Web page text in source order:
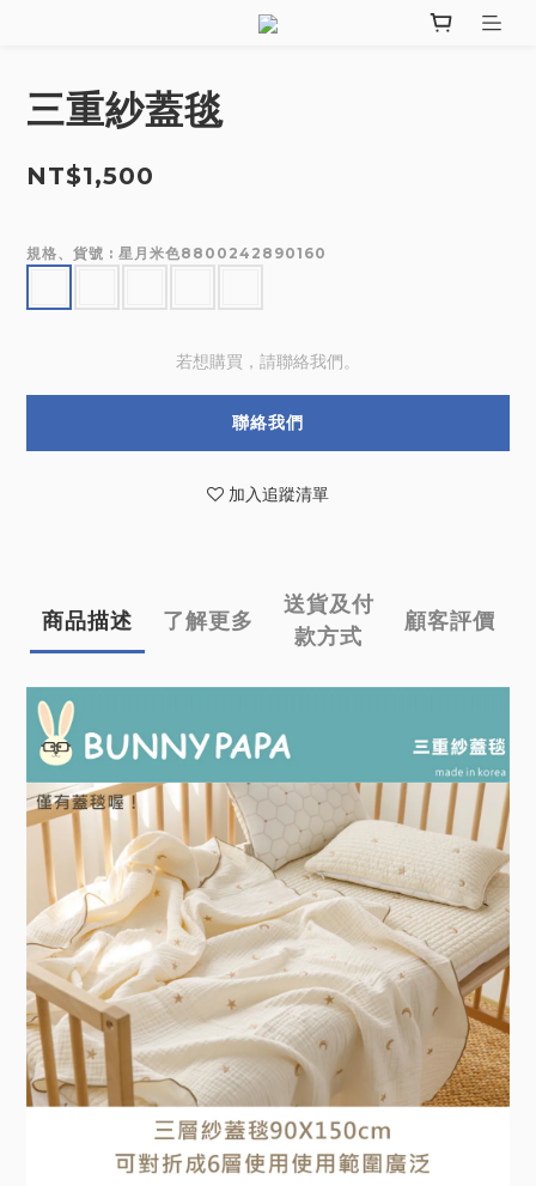
三重紗蓋毯
NT$1,500
規格、貨號 : 星月米色8800242890160
若想購買，請聯絡我們。
聯絡我們
加入追蹤清單
商品描述 了解更多
送貨及付
款方式
顧客評價